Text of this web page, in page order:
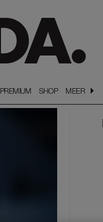
PREMIUM
PREMIUM SHOP
SHOP MEER
MEER